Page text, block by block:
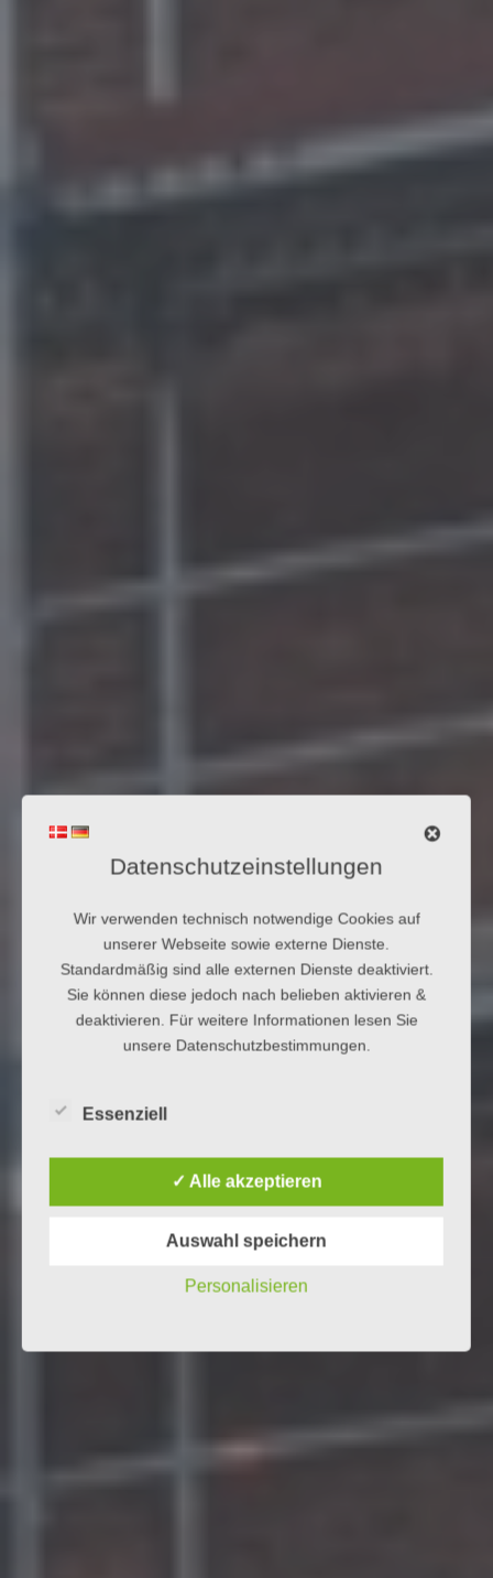
Datenschutzeinstellungen
Wir verwenden technisch notwendige Cookies auf
unserer Webseite sowie externe Dienste.
Standardmäßig sind alle externen Dienste deaktiviert.
Sie können diese jedoch nach belieben aktivieren &
deaktivieren. Für weitere Informationen lesen Sie
unsere Datenschutzbestimmungen.
Essenziell
✓ Alle akzeptieren
Auswahl speichern
Personalisieren